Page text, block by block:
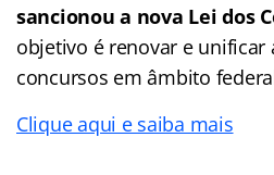
sancionou a nova Lei dos
objetivo é renovar e unificar
concursos em âmbito
Clique aqui e saiba mais